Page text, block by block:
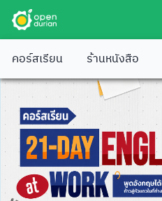
คอร์สเรียน ร้านหนังสือ